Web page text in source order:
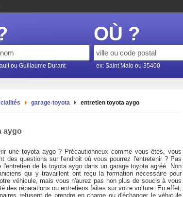
ou Guillaume Durant
OÙ ?
ex: Saint Malo ou 35400
garage-toyota entretien toyota aygo
aygo
une toyota aygo ? Précautionneux comme vous êtes, vous
des questions sur l'endroit où vous pourrez l'entretenir ? Pas
de la toyota aygo dans un garage toyota agréé. Non
qui y travaillent ont reçu la formation nécessaire pour
véhicule, mais vous n'aurez pas non plus de soucis à vous
des réparations ou entretiens faites sur votre voiture. En effet,
refusent de prendre en charge ou d'échanger le véhicule